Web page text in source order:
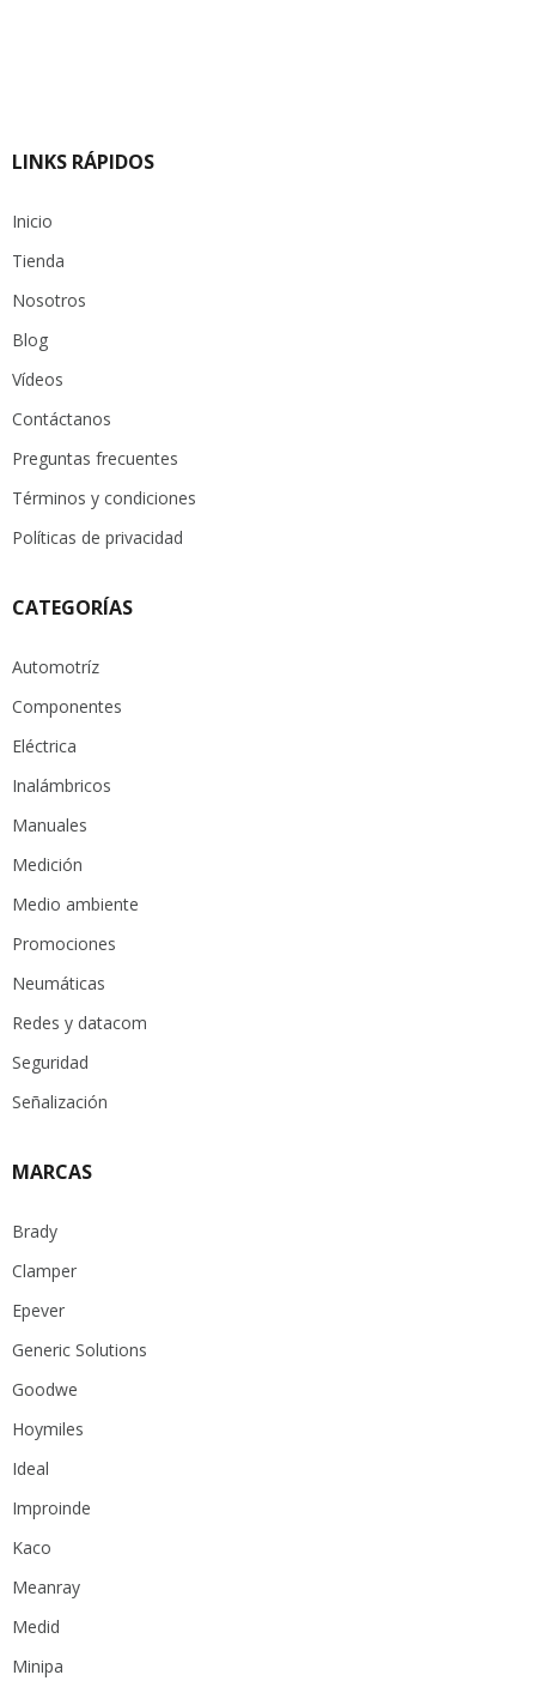
LINKS RÁPIDOS
Inicio
Tienda
Nosotros
Blog
Vídeos
Contáctanos
Preguntas frecuentes
Términos y condiciones
Políticas de privacidad
CATEGORÍAS
Automotríz
Componentes
Eléctrica
Inalámbricos
Manuales
Medición
Medio ambiente
Promociones
Neumáticas
Redes y datacom
Seguridad
Señalización
MARCAS
Brady
Clamper
Epever
Generic Solutions
Goodwe
Hoymiles
Ideal
Improinde
Kaco
Meanray
Medid
Minipa